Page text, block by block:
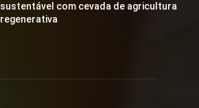
sustentável com cevada de agricultura
regenerativa